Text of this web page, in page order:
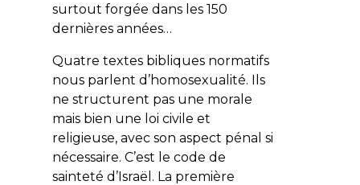
surtout forgée dans les 150
dernières années…
Quatre textes bibliques normatifs
nous parlent d’homosexualité. Ils
ne structurent pas une morale
mais bien une loi civile et
religieuse, avec son aspect pénal si
nécessaire. C’est le code de
sainteté d’Israël. La première